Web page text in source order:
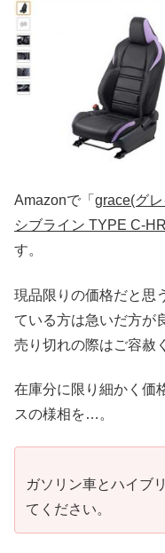
Amazonで「 grace(グ
シブライン TYPE C-HR
す。
現品限りの価格だと思
ている方は急いだ方が
売り切れの際はご容赦
在庫分に限り細かく価
スの様相を…。
ガソリン車とハイブ
てください。